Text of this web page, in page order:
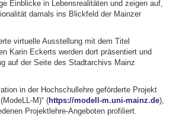
Einblicke in Lebensrealitäten und zeigen auf,
damals ins Blickfeld der Mainzer
virtuelle Ausstellung mit dem Titel
Karin Eckerts werden dort präsentiert und
auf der Seite des Stadtarchivs Mainz
in der Hochschullehre geförderte Projekt
M)“ (https://modell-m.uni-mainz.de),
Projektlehre-Angeboten profiliert.